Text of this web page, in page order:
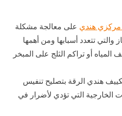
مركزي هندي على معالجة مشكلة
والتي تتعدد أسبابها ومن أهمها
المياه أو تراكم الثلج على المبخر
هندي الرقة بتصليح تنفيس
الخارجية التي تؤدي لأضرار في